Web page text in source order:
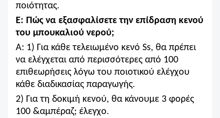
ποιότητας.
Ε: Πώς να εξασφαλίσετε την επίδραση κενού
του μπουκαλιού νερού;
Α: 1) Για κάθε τελειωμένο κενό Ss, θα πρέπει
να ελέγχεται από περισσότερες από 100
επιθεωρήσεις λόγω του ποιοτικού ελέγχου
κάθε διαδικασίας παραγωγής.
2) Για τη δοκιμή κενού, θα κάνουμε 3 φορές
100 &αμπέραζ; έλεγχο.